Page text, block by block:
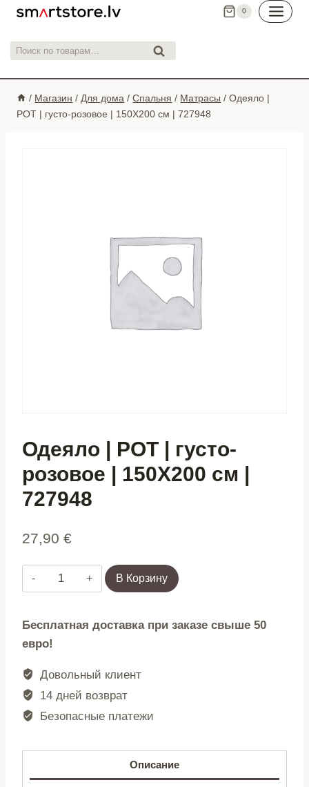
Перейти
контенту
0
Искать: Поиск
/ Магазин / Для дома / Спальня / Матрасы / Одеяло |
РОТ | густо-розовое | 150X200 см | 727948
Одеяло | РОТ | густо-
розовое | 150X200 см |
727948
27,90 €
Количество
товара
|
РОТ
|
розовое
|
|
В Корзину
Бесплатная доставка при заказе свыше 50
евро!
Довольный клиент
14 дней возврат
Безопасные платежи
Описание